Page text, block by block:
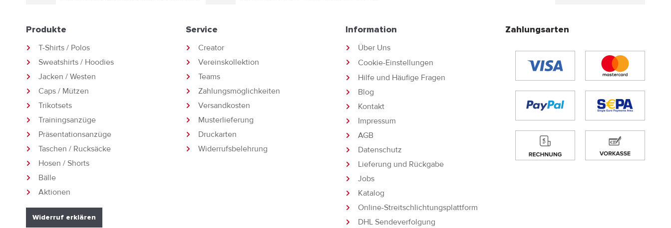
Produkte
T-Shirts / Polos
Sweatshirts / Hoodies
Jacken / Westen
Caps / Mützen
Trikotsets
Trainingsanzüge
Präsentationsanzüge
Taschen / Rucksäcke
Hosen / Shorts
Bälle
Aktionen
Widerruf erklären
Service
Creator
Vereinskollektion
Teams
Zahlungsmöglichkeiten
Versandkosten
Musterlieferung
Druckarten
Widerrufsbelehrung
Information
Über Uns
Cookie-Einstellungen
Hilfe und Häufige Fragen
Blog
Kontakt
Impressum
AGB
Datenschutz
Lieferung und Rückgabe
Jobs
Katalog
Online-Streitschlichtungsplattform
DHL Sendeverfolgung
Zahlungsarten